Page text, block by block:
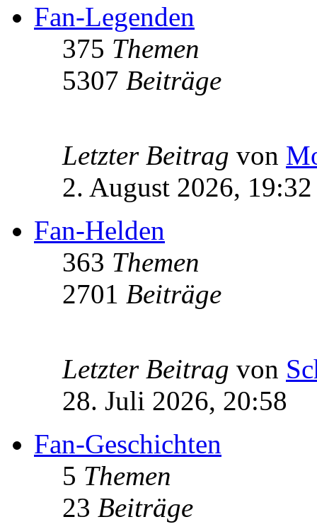
Fan-Legenden
375 Themen
5307 Beiträge
Letzter Beitrag von
2. August 2026, 19:32
Fan-Helden
363 Themen
2701 Beiträge
Letzter Beitrag von
28. Juli 2026, 20:58
Fan-Geschichten
5 Themen
23 Beiträge